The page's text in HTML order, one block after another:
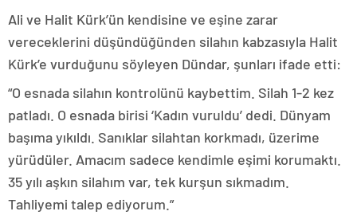
Ali ve Halit Kürk’ün kendisine ve eşine zarar
vereceklerini düşündüğünden silahın kabzasıyla Halit
Kürk’e vurduğunu söyleyen Dündar, şunları ifade etti:
“O esnada silahın kontrolünü kaybettim. Silah 1-2 kez
patladı. O esnada birisi ‘Kadın vuruldu’ dedi. Dünyam
başıma yıkıldı. Sanıklar silahtan korkmadı, üzerime
yürüdüler. Amacım sadece kendimle eşimi korumaktı.
35 yılı aşkın silahım var, tek kurşun sıkmadım.
Tahliyemi talep ediyorum.”